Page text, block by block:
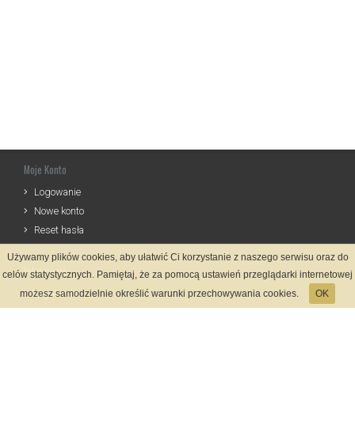
Moje Konto
Logowanie
Nowe konto
Reset hasła
Informacje
Regulamin
Używamy plików cookies, aby ułatwić Ci korzystanie z naszego serwisu oraz do
celów statystycznych. Pamiętaj, że za pomocą ustawień przeglądarki internetowej
możesz samodzielnie określić warunki przechowywania cookies.
OK